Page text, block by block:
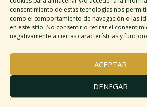
consentimiento de estas tecnologías nos
como el comportamiento de navegación o las
en este sitio. No consentir o retirar el
negativamente a ciertas características y
ACEPTAR
DENEGAR
Información legal
Política de cookies
Políticas de privacidad
Términos y condiciones